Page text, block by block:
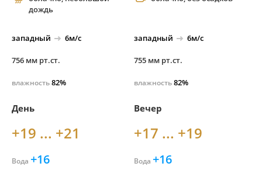
дождь
западный 6м/с
756 мм рт.ст.
влажность82%
западный 6м/с
755 мм рт.ст.
влажность82%
День
+19 ... +21
Вода +16
Вечер
+17 ... +19
Вода +16